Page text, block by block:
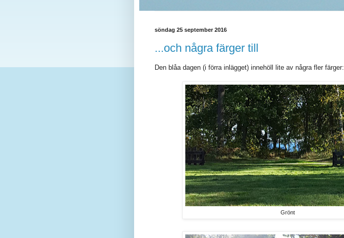
söndag 25 september 2016
...och några färger till
Den blåa dagen (i förra inlägget) innehöll lite av några fler färger:
Grönt